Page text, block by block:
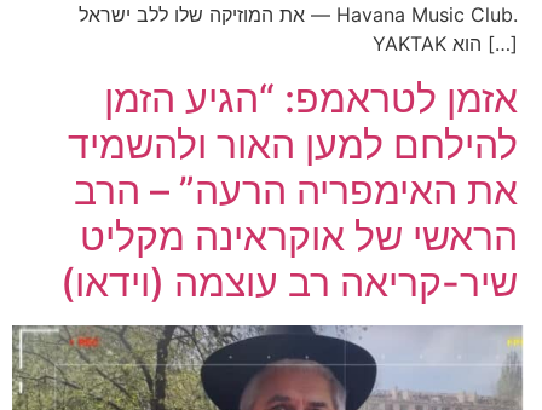
את המוזיקה שלו ללב ישראל — Havana Music Club.
YAKTAK הוא […]
אזמן לטראמפ: “הגיע הזמן
להילחם למען האור ולהשמיד
את האימפריה הרעה” – הרב
הראשי של אוקראינה מקליט
שיר-קריאה רב עוצמה (וידאו)